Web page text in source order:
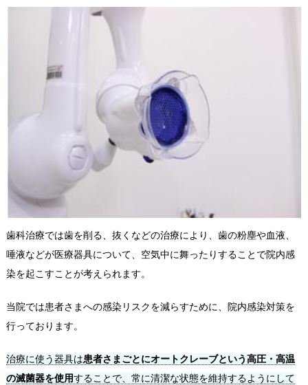
歯科治療では歯を削る、抜くなどの治療により、歯の粉塵や血液、
唾液などが医療器具について、空気中に舞ったりすることで院内感
染を起こすことが考えられます。
当院では患者さまへの感染リスクを減らすために、院内感染対策を
行っております。
治療に使う器具は患者さまごとにオートクレーブという高圧・高温
の滅菌器を使用することで、常に清潔な状態を維持するようにして